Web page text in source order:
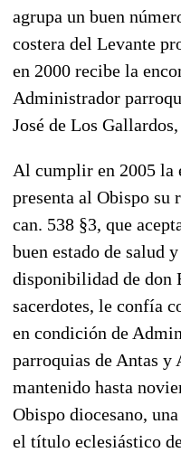
agrupa un buen
costera del Levante
en 2000 recibe la
Administrador
José de Los
Al cumplir en 2005 la
presenta al Obispo su
can. 538 §3, que
buen estado de salud
disponibilidad de don
sacerdotes, le confía
en condición de
parroquias de Antas y
mantenido hasta
Obispo diocesano,
el título eclesiástico